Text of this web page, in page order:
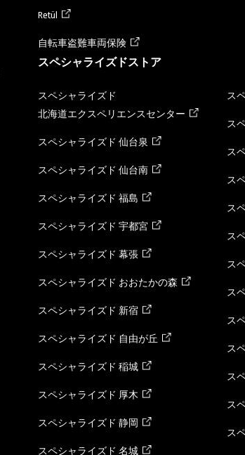
Retül
自転車盗難車両保険
スペシャライズドストア
スペシャライズド
北海道エクスペリエンスセンター
スペシャライズド 仙台泉
スペシャライズド 仙台南
スペシャライズド 福島
スペシャライズド 宇都宮
スペシャライズド 幕張
スペシャライズド おおたかの森
スペシャライズド 新宿
スペシャライズド 自由が丘
スペシャライズド 稲城
スペシャライズド 厚木
スペシャライズド 静岡
スペシャライズド 名城
ス
ス
ス
ス
ス
ス
ス
ス
ス
ス
ス
ス
ス